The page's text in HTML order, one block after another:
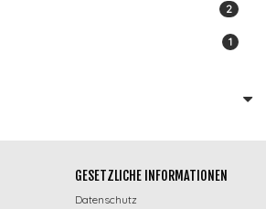
2
1
GESETZLICHE INFORMATIONEN
Datenschutz